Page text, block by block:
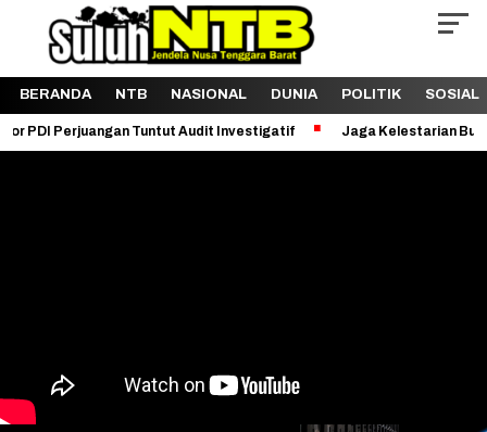
BERANDA NTB NASIONAL DUNIA POLITIK SOSIAL
Tuntut Audit Investigatif Jaga Kelestarian Bukit Pergasingan,